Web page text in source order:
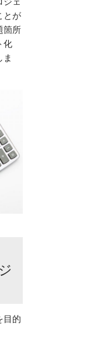
とが
箇所
化
ま
目的